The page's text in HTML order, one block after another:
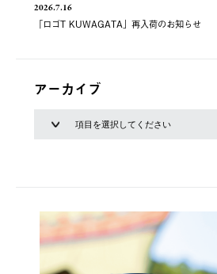
2026.7.16
「ロゴT KUWAGATA」再入荷のお知らせ
アーカイブ